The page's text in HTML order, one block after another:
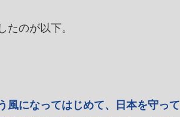
のが以下。
風になってはじめて、日本を守って